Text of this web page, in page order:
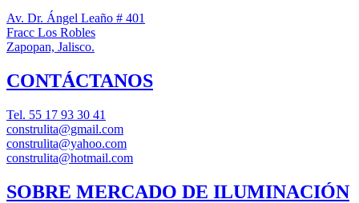
Av. Dr. Ángel Leaño # 401
Fracc Los Robles
Zapopan, Jalisco.
CONTÁCTANOS
Tel. 55 17 93 30 41
construlita@gmail.com
construlita@yahoo.com
construlita@hotmail.com
SOBRE MERCADO DE ILUMINACIÓN